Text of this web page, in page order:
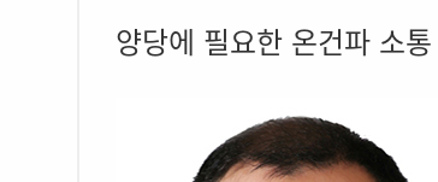
양당에 필요한 온건파 소